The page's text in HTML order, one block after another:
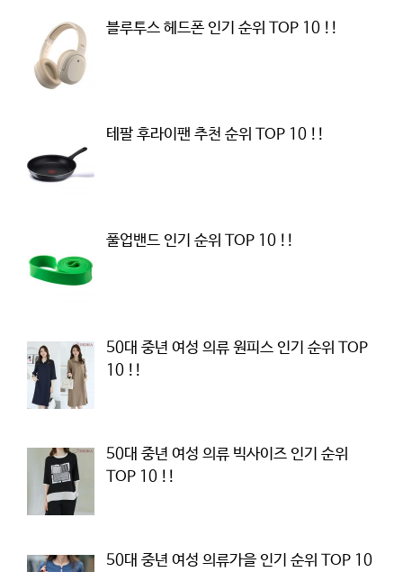
블루투스 헤드폰 인기 순위 TOP 10 !!
테팔 후라이팬 추천 순위 TOP 10 !!
풀업밴드 인기 순위 TOP 10 !!
50대 중년 여성 의류 원피스 인기 순위 TOP
10 !!
50대 중년 여성 의류 빅사이즈 인기 순위
TOP 10 !!
50대 중년 여성 의류가을 인기 순위 TOP 10